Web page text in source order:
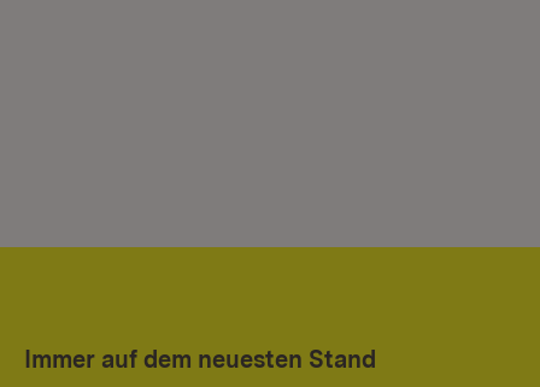
Immer auf dem neuesten Stand